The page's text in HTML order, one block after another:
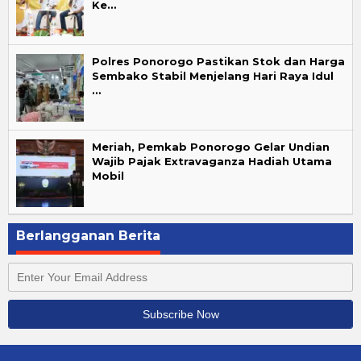
Ke…
Polres Ponorogo Pastikan Stok dan Harga
Sembako Stabil Menjelang Hari Raya Idul
…
Meriah, Pemkab Ponorogo Gelar Undian
Wajib Pajak Extravaganza Hadiah Utama
Mobil
Berlangganan Berita